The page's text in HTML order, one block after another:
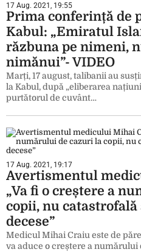
17 Aug. 2021, 19:55
Prima conferință de
Kabul: „Emiratul
răzbuna pe nimeni,
nimănui”- VIDEO
Marți, 17 august, talibanii au
la Kabul, după „eliberarea
purtătorul de cuvânt…
17 Aug. 2021, 19:17
Avertismentul
„Va fi o creștere a
copii, nu
decese”
Medicul Mihai Craiu este de
va aduce o creștere a numărului